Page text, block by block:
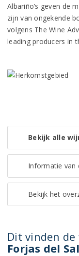
Albariño’s geven de
zijn van ongekende
volgens The Wine
leading producers in
Bekijk alle
Informatie van
Bekijk het
Dit vinden
Forjas del